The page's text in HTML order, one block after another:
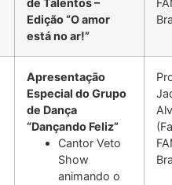
de Talentos –
Edição “O amor
está no ar!”
Apresentação
Especial do Grupo
de Dança
“Dançando Feliz”
Cantor Veto
Show
animando o